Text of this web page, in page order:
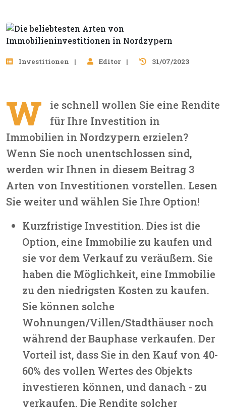
Investitionen Editor 31/07/2023
W
ie schnell wollen Sie eine Rendite
für Ihre Investition in
Immobilien in Nordzypern erzielen?
Wenn Sie noch unentschlossen sind,
werden wir Ihnen in diesem Beitrag 3
Arten von Investitionen vorstellen. Lesen
Sie weiter und wählen Sie Ihre Option!
Kurzfristige Investition. Dies ist die
Option, eine Immobilie zu kaufen und
sie vor dem Verkauf zu veräußern. Sie
haben die Möglichkeit, eine Immobilie
zu den niedrigsten Kosten zu kaufen.
Sie können solche
Wohnungen/Villen/Stadthäuser noch
während der Bauphase verkaufen. Der
Vorteil ist, dass Sie in den Kauf von 40-
60% des vollen Wertes des Objekts
investieren können, und danach - zu
verkaufen. Die Rendite solcher